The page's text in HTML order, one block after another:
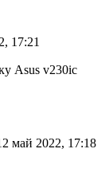
17:21
Asus v230ic
май 2022, 17:18